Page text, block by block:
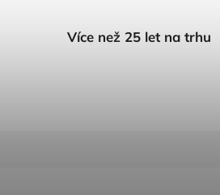
Více než 25 let na trhu